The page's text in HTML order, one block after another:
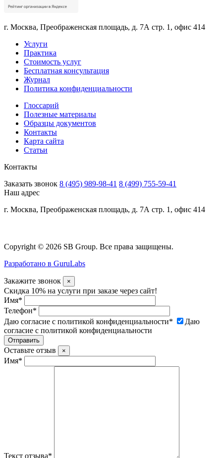
г. Москва, Преображенская площадь, д. 7А стр. 1, офис 414
Услуги
Практика
Стоимость услуг
Бесплатная консультация
Журнал
Политика конфиденциальности
Глоссарий
Полезные материалы
Образцы документов
Контакты
Карта сайта
Статьи
Контакты
Заказать звонок 8 (495) 989-98-41 8 (499) 755-59-41
Наш адрес
г. Москва, Преображенская площадь, д. 7А стр. 1, офис 414
Copyright © 2026 SB Group. Все права защищены.
Разработано в GuruLabs
Закажите звонок ×
Скидка 10% на услуги при заказе через сайт!
Имя*
Телефон*
Даю согласие с политикой конфиденциальности*
Даю
согласие с политикой конфиденциальности
Оставьте отзыв ×
Имя*
Текст отзыва*